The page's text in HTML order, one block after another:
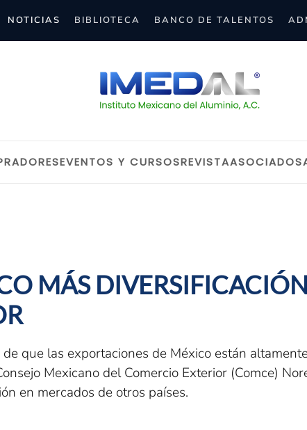
NOTICIAS BIBLIOTECA BANCO DE TALENTOS
EVENTOS Y CURSOSREVISTAASOCIADOS
MÁS
que las exportaciones de México están
Mexicano del Comercio Exterior (Comce)
en mercados de otros países.